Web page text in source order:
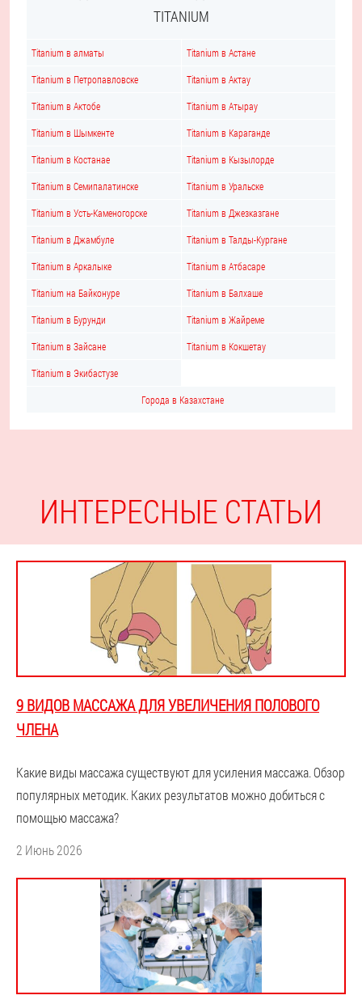
TITANIUM
Titanium в алматы Titanium в Астане
Titanium в Петропавловске Titanium в Актау
Titanium в Актобе Titanium в Атырау
Titanium в Шымкенте Titanium в Караганде
Titanium в Костанае Titanium в Кызылорде
Titanium в Семипалатинске Titanium в Уральске
Titanium в Усть-Каменогорске Titanium в Джезказгане
Titanium в Джамбуле Titanium в Талды-Кургане
Titanium в Аркалыке Titanium в Атбасаре
Titanium на Байконуре Titanium в Балхаше
Titanium в Бурунди Titanium в Жайреме
Titanium в Зайсане Titanium в Кокшетау
Titanium в Экибастузе
Города в Казахстане
ИНТЕРЕСНЫЕ СТАТЬИ
9 ВИДОВ МАССАЖА ДЛЯ УВЕЛИЧЕНИЯ ПОЛОВОГО
ЧЛЕНА
Какие виды массажа существуют для усиления массажа. Обзор
популярных методик. Каких результатов можно добиться с
помощью массажа?
2 Июнь 2026